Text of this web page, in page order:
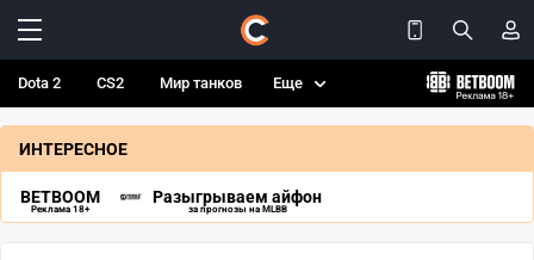
Dota 2 CS2 Мир танков Еще
ИНТЕРЕСНОЕ
BETBOOM
Реклама 18+
Разыгрываем айфон
за прогнозы на MLBB